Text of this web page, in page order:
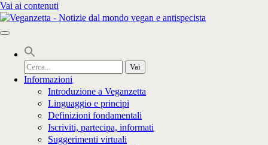
Vai ai contenuti
Cerca
per:
Informazioni
Introduzione a Veganzetta
Linguaggio e principi
Definizioni fondamentali
Iscriviti, partecipa, informati
Suggerimenti virtuali